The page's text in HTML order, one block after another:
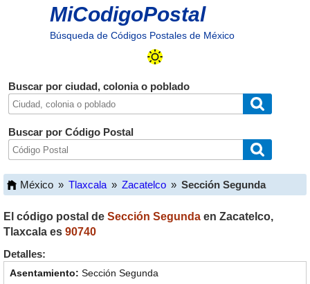
MiCodigoPostal
Búsqueda de Códigos Postales de México
Buscar por ciudad, colonia o poblado
Buscar por Código Postal
México » Tlaxcala » Zacatelco » Sección Segunda
El código postal de Sección Segunda en Zacatelco,
Tlaxcala es 90740
Detalles:
Sección Segunda